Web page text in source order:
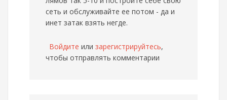
сеть и обслуживайте ее потом - да и
инет затак взять негде.
Войдите или зарегистрируйтесь,
чтобы отправлять комментарии